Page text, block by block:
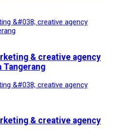
& creative agency
Tangerang
& creative agency